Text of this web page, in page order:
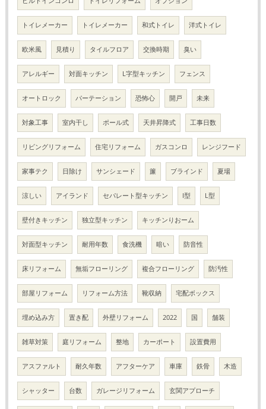
トイレメーカー トイレメーカー 和式トイレ 洋式トイレ
欧米風 見積り タイルフロア 交換時期 臭い
アレルギー 対面キッチン L字型キッチン フェンス
オートロック パーテーション 恐怖心 開戸 未来
対象工事 室内干し ポール式 天井昇降式 工事日数
リビングリフォーム 住宅リフォーム ガスコンロ レンジフード
家事テク 日除け サンシェード 簾 ブラインド 夏場
涼しい アイランド セパレート型キッチン I型 L型
壁付きキッチン 独立型キッチン キッチンりおーム
対面型キッチン 耐用年数 食洗機 暗い 防音性
床リフォーム 無垢フローリング 複合フローリング 防汚性
部屋リフォーム リフォーム方法 靴収納 宅配ボックス
埋め込み方 置き配 外壁リフォーム 2022 国 舗装
雑草対策 庭リフォーム 整地 カーポート 設置費用
アスファルト 耐久年数 アフターケア 車庫 鉄骨 木造
シャッター 台数 ガレージリフォーム 玄関アプローチ